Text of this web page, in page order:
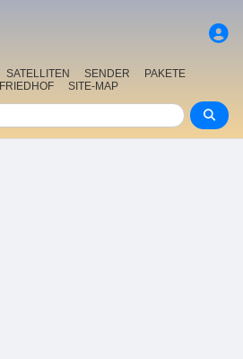
SATELLITEN SENDER
PAKETE
FRIEDHOF SITE-MAP